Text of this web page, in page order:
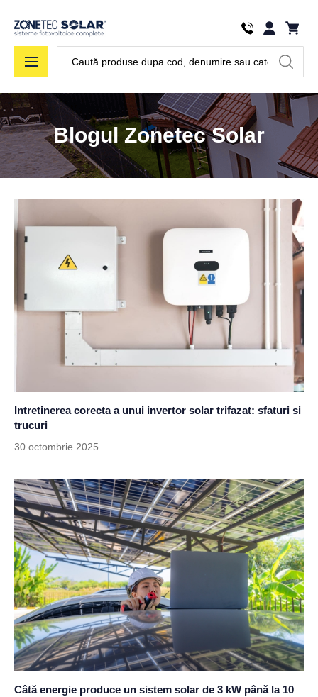
Blogul Zonetec Solar
Intretinerea corecta a unui invertor solar trifazat: sfaturi si
trucuri
30 octombrie 2025
Câtă energie produce un sistem solar de 3 kW până la 10